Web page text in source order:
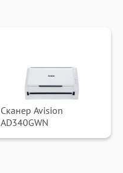
Сканер Avision
AD340GWN